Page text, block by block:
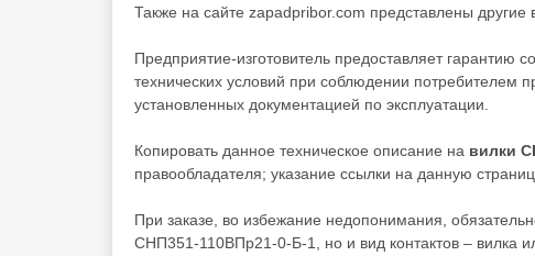
Также на сайте zapadpribor.com представлены другие
Предприятие-изготовитель предоставляет
технических условий при соблюдении потребителем
установленных документацией по эксплуатации.
Копировать данное техническое описание на вилки
правообладателя; указание ссылки на данную
При заказе, во избежание недопонимания,
СНП351-110ВПр21-0-Б-1, но и вид контактов – вилка